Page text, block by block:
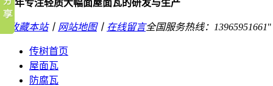
10年专注轻质大幅面屋面瓦的研发与生产
收藏本站丨 网站地图丨 在线留言全国服务热线： 13965951661
传树首页
屋面瓦
防腐瓦